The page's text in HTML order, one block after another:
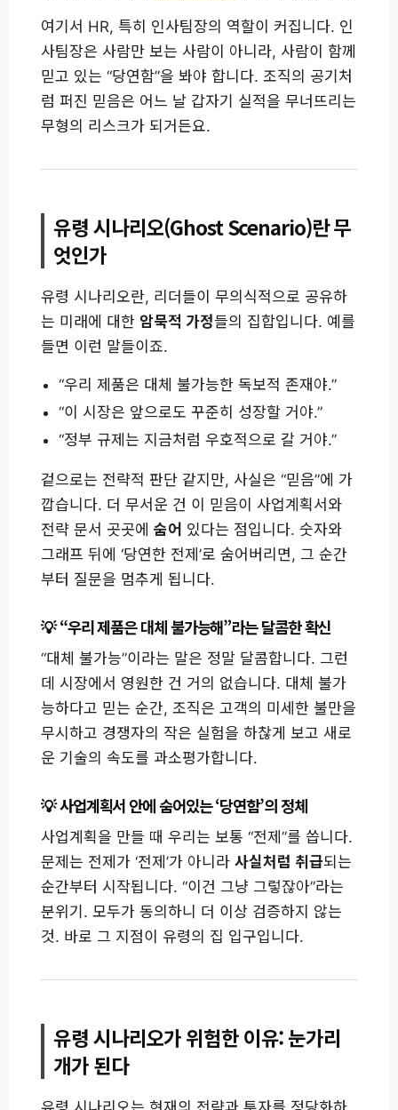
여기서 HR, 특히 인사팀장의 역할이 커집니다. 인
사팀장은 사람만 보는 사람이 아니라, 사람이 함께
믿고 있는 “당연함”을 봐야 합니다. 조직의 공기처
럼 퍼진 믿음은 어느 날 갑자기 실적을 무너뜨리는
무형의 리스크가 되거든요.
유령 시나리오(Ghost Scenario)란 무
엇인가
유령 시나리오란, 리더들이 무의식적으로 공유하
는 미래에 대한 암묵적 가정들의 집합입니다. 예를
들면 이런 말들이죠.
“우리 제품은 대체 불가능한 독보적 존재야.”
“이 시장은 앞으로도 꾸준히 성장할 거야.”
“정부 규제는 지금처럼 우호적으로 갈 거야.”
겉으로는 전략적 판단 같지만, 사실은 “믿음”에 가
깝습니다. 더 무서운 건 이 믿음이 사업계획서와
전략 문서 곳곳에 숨어 있다는 점입니다. 숫자와
그래프 뒤에 ‘당연한 전제’로 숨어버리면, 그 순간
부터 질문을 멈추게 됩니다.
“우리 제품은 대체 불가능해”라는 달콤한 확신
“대체 불가능”이라는 말은 정말 달콤합니다. 그런
데 시장에서 영원한 건 거의 없습니다. 대체 불가
능하다고 믿는 순간, 조직은 고객의 미세한 불만을
무시하고 경쟁자의 작은 실험을 하찮게 보고 새로
운 기술의 속도를 과소평가합니다.
사업계획서 안에 숨어있는 ‘당연함’의 정체
사업계획을 만들 때 우리는 보통 “전제”를 씁니다.
문제는 전제가 ‘전제’가 아니라 사실처럼 취급되는
순간부터 시작됩니다. “이건 그냥 그렇잖아”라는
분위기. 모두가 동의하니 더 이상 검증하지 않는
것. 바로 그 지점이 유령의 집 입구입니다.
유령 시나리오가 위험한 이유: 눈가리
개가 된다